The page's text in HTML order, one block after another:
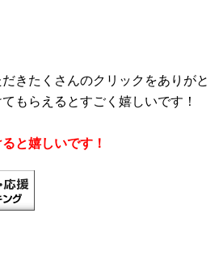
きたくさんのクリックをありがと
もらえるとすごく嬉しいです！
と嬉しいです！